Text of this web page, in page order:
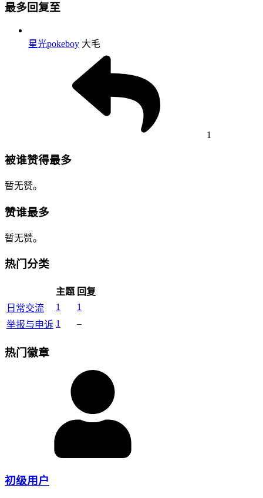
最多回复至
星光pokeboy 大毛
1
被谁赞得最多
暂无赞。
赞谁最多
暂无赞。
热门分类
主题 回复
日常交流
1
1
举报与申诉 1 –
热门徽章
初级用户